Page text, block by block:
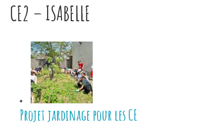
CE2 – ISABELLE
Projet jardinage pour les CE